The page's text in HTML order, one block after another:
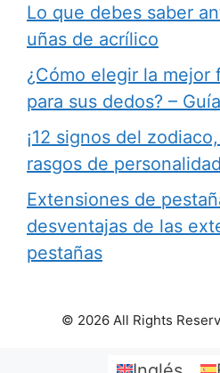
Lo que debes saber
uñas de acrílico
¿Cómo elegir la mejor
para sus dedos? –
¡12 signos del
rasgos de
Extensiones de
desventajas de las
pestañas
© 2026 All Rights